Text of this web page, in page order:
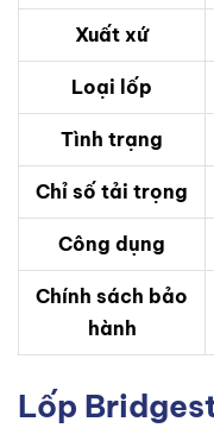
Xuất xứ
Loại lốp
Tình trạng
Chỉ số tải trọng
Công dụng
Chính sách bảo
hành
Lốp